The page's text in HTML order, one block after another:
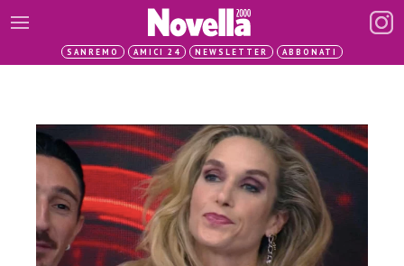
SANREMO AMICI 24 NEWSLETTER ABBONATI